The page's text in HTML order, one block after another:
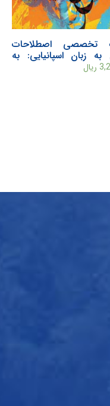
تخصصی اصطلاحات
به زبان اسپانيايی: به
پرکاربرد عمومیریال